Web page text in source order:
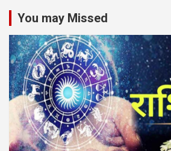
You may Missed